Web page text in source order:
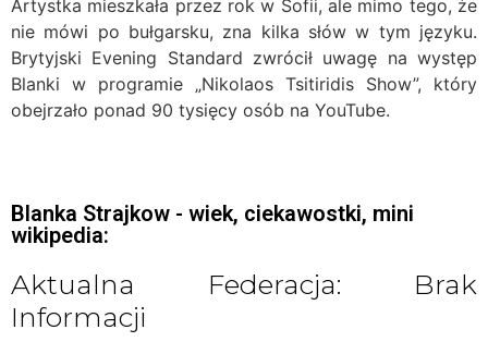
Artystka mieszkała przez rok w Sofii, ale mimo tego, że
nie mówi po bułgarsku, zna kilka słów w tym języku.
Brytyjski Evening Standard zwrócił uwagę na występ
Blanki w programie „Nikolaos Tsitiridis Show”, który
obejrzało ponad 90 tysięcy osób na YouTube.
Blanka Strajkow - wiek, ciekawostki, mini
wikipedia:
Aktualna Federacja: Brak
Informacji